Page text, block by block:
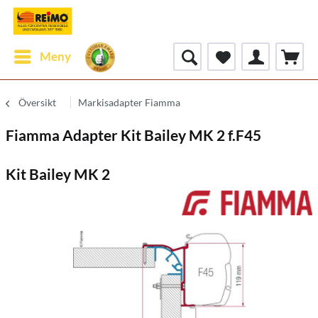
Meny
Översikt Markisadapter Fiamma
Fiamma Adapter Kit Bailey MK 2 f.F45
Kit Bailey MK 2